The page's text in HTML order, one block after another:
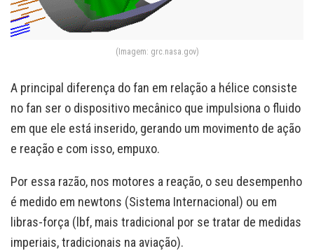
(Imagem: grc.nasa.gov)
A principal diferença do fan em relação a hélice consiste
no fan ser o dispositivo mecânico que impulsiona o fluido
em que ele está inserido, gerando um movimento de ação
e reação e com isso, empuxo.
Por essa razão, nos motores a reação, o seu desempenho
é medido em newtons (Sistema Internacional) ou em
libras-força (lbf, mais tradicional por se tratar de medidas
imperiais, tradicionais na aviação).